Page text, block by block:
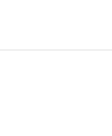
ajándékozol